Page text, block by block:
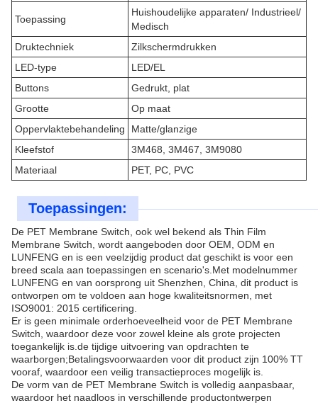
Toepassing
Huishoudelijke apparaten/ Industrieel/
Medisch
Druktechniek
Zilkschermdrukken
LED-type
LED/EL
Buttons
Gedrukt, plat
Grootte
Op maat
Oppervlaktebehandeling
Matte/glanzige
Kleefstof
3M468, 3M467, 3M9080
Materiaal
PET, PC, PVC
Toepassingen:
De PET Membrane Switch, ook wel bekend als Thin Film
Membrane Switch, wordt aangeboden door OEM, ODM en
LUNFENG en is een veelzijdig product dat geschikt is voor een
breed scala aan toepassingen en scenario's.Met modelnummer
LUNFENG en van oorsprong uit Shenzhen, China, dit product is
ontworpen om te voldoen aan hoge kwaliteitsnormen, met
ISO9001: 2015 certificering.
Er is geen minimale orderhoeveelheid voor de PET Membrane
Switch, waardoor deze voor zowel kleine als grote projecten
toegankelijk is.de tijdige uitvoering van opdrachten te
waarborgen;Betalingsvoorwaarden voor dit product zijn 100% TT
vooraf, waardoor een veilig transactieproces mogelijk is.
De vorm van de PET Membrane Switch is volledig aanpasbaar,
waardoor het naadloos in verschillende productontwerpen